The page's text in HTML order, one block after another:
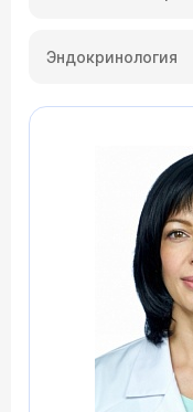
Эндокринология